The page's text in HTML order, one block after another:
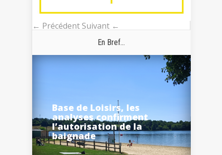
← Précédent Suivant ←
En Bref...
Base de Loisirs, les
analyses confirment
l’autorisation de la
baignade